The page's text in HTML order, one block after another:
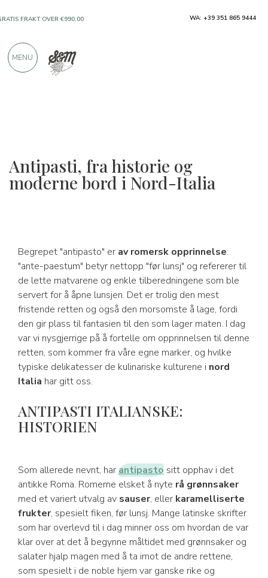
Antipasti, fra historie og
moderne bord i Nord-Italia
Begrepet "antipasto" er av romersk opprinnelse:
"ante-paestum" betyr nettopp "før lunsj" og refererer til
de lette matvarene og enkle tilberedningene som ble
servert for å åpne lunsjen. Det er trolig den mest
fristende retten og også den morsomste å lage, fordi
den gir plass til fantasien til den som lager maten. I dag
var vi nysgjerrige på å fortelle om opprinnelsen til denne
retten, som kommer fra våre egne marker, og hvilke
typiske delikatesser de kulinariske kulturene i nord
Italia har gitt oss.
ANTIPASTI ITALIANSKE:
HISTORIEN
Som allerede nevnt, harantipasto sitt opphav i det
antikke Roma. Romerne elsket å nyte rå grønnsaker
med et variert utvalg av sauser, eller karamelliserte
frukter, spesielt fiken, før lunsj. Mange latinske skrifter
som har overlevd til i dag minner oss om hvordan de var
klar over at det å begynne måltidet med grønnsaker og
salater hjalp magen med å ta imot de andre rettene,
som spesielt i de noble hjem var ganske rike og
FRAKT OVER €990,00
PRODUKTER FRA FREMRAGENDE
WA: +39 351 865 9444
MENU